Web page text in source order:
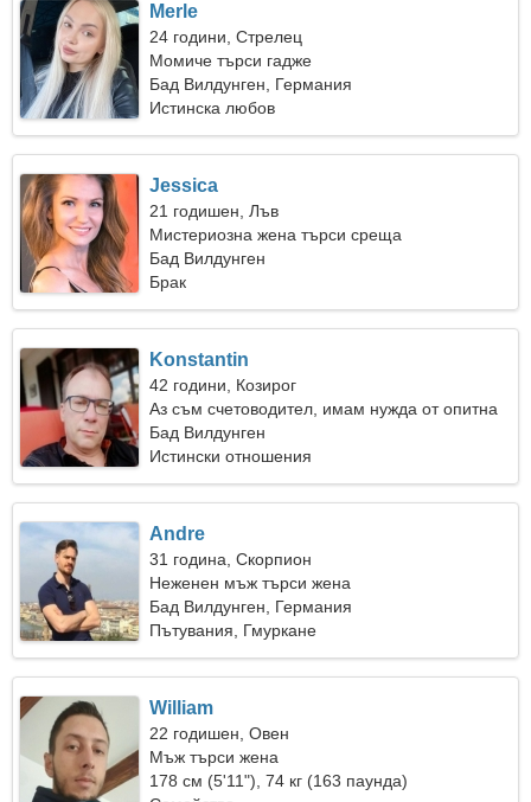
Merle
24 години, Стрелец
Момиче търси гадже
Бад Вилдунген, Германия
Истинска любов
Jessica
21 годишен, Лъв
Мистериозна жена търси среща
Бад Вилдунген
Брак
Konstantin
42 години, Козирог
Аз съм счетоводител, имам нужда от опитна
жена
Бад Вилдунген
Истински отношения
Andre
31 година, Скорпион
Неженен мъж търси жена
Бад Вилдунген, Германия
Пътувания, Гмуркане
William
22 годишен, Овен
Мъж търси жена
178 см (5'11"), 74 кг (163 паунда)